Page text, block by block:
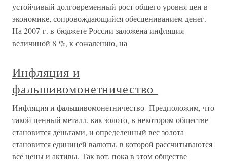
устойчивый долговременный рост общего уровня цен в
экономике, сопровождающийся обесцениванием денег.
На 2007 г. в бюджете России заложена инфляция
величиной 8 %, к сожалению, на
Инфляция и
фальшивомонетничество
Инфляция и фальшивомонетничество Предположим, что
такой ценный металл, как золото, в некотором обществе
становится деньгами, и определенный вес золота
становится единицей валюты, в которой рассчитываются
все цены и активы. Так вот, пока в этом обществе